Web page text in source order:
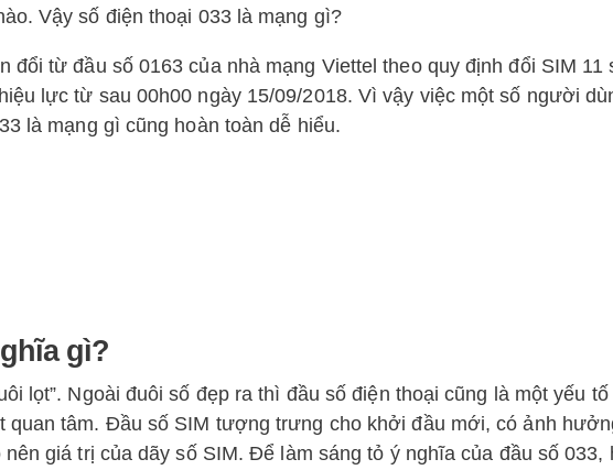
Vậy số điện thoại 033 là mạng gì?
đổi từ đầu số 0163 của nhà mạng Viettel theo quy định đổi SIM 11
lực từ sau 00h00 ngày 15/09/2018. Vì vậy việc một số người
là mạng gì cũng hoàn toàn dễ hiểu.
gì?
lọt”. Ngoài đuôi số đẹp ra thì đầu số điện thoại cũng là một yếu tố
tâm. Đầu số SIM tượng trưng cho khởi đầu mới, có ảnh
giá trị của dãy số SIM. Để làm sáng tỏ ý nghĩa của đầu số 033,